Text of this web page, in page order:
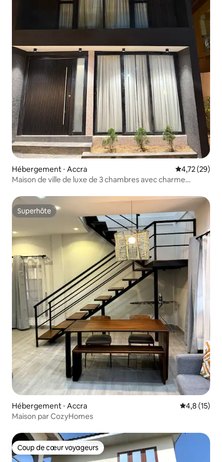
Hébergement ⋅ Accra Évaluation
4,72 (29)
Maison de ville de luxe de 3 chambres avec charme
Superhôte
Superhôte
Hébergement ⋅ Accra Évaluation
4,8 (15)
Maison par CozyHomes
Coup de cœur voyageurs
Coup de cœur voyageurs